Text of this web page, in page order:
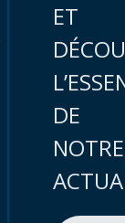
ET
DE
NOTRE